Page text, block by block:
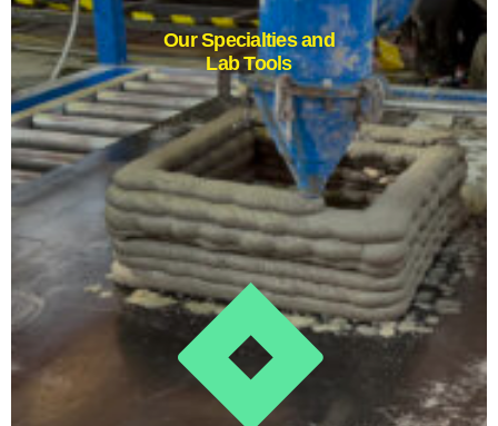
Our Specialties and
Lab Tools